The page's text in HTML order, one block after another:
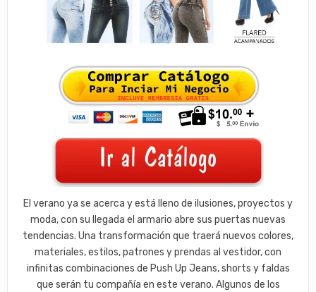
El verano ya se acerca y está lleno de ilusiones, proyectos y
moda, con su llegada el armario abre sus puertas nuevas
tendencias. Una transformación que traerá nuevos colores,
materiales, estilos, patrones y prendas al vestidor, con
infinitas combinaciones de Push Up Jeans, shorts y faldas
que serán tu compañía en este verano. Algunos de los